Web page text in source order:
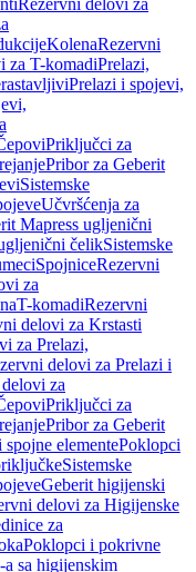
Rezervni delovi za
KolenaRezervni
za T-komadiPrelazi,
Prelazi i spojevi,
Priključci za
Pribor za Geberit
Sistemske
Učvršćenja za
Mapress ugljenični
čelikSistemske
SpojniceRezervni
za
T-komadiRezervni
delovi za Krstasti
za Prelazi,
delovi za Prelazi i
za
Priključci za
Pribor za Geberit
elementePoklopci
Sistemske
Geberit higijenski
delovi za Higijenske
za
Poklopci i pokrivne
sa higijenskim